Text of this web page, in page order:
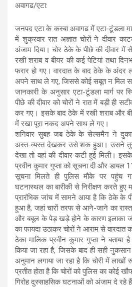
अवागढ/एटा:
जनपद एटा के कस्बा अवागढ में एटा-टूंडला
में शुक्रवार रात अज्ञात चोरों ने दीवार
अंजाम दिया। चोर ठेके के पीछे की दीवार
रखी शराब व बीयर की कई पेटियां तथा
फरार हो गए। वारदात के बाद ठेके के अंदर
अपने साथ ले गए, जिससे कोई सबूत न मिल
जानकारी के अनुसार एटा-टूंडला मार्ग
पीछे की दीवार को चोरों ने रात में बड़ी ही
कर गए। इसके बाद ठेके में रखी शराब और
में रखा पूरा नकद अपने साथ ले गए।
शनिवार सुबह जब ठेके के सेल्समैन ने
अस्त-व्यस्त देखकर उसे शक हुआ। उसने
देखा तो वहां की दीवार कटी हुई मिली।
प्रवीन कुमार गुप्ता को सूचना दी और डायल
सूचना मिलते ही पुलिस मौके पर पहुंच
घटनास्थल का बारीकी से निरीक्षण करते
प्रारंभिक जांच में सामने आया है कि ठेके के
हुआ है, जहां चारों तरफ से आने-जाने का
और बबूल के पेड़ खड़े होने के कारण इलाका
का फायदा उठाकर चोरों ने आराम से वारदात
ठेका मालिक प्रवीन कुमार गुप्ता ने बताया
किया जा रहा है, जिसके बाद ही सही
अनुमान लगाया जा रहा है कि चोरी में
प्रतीत होता है कि चोरों को पुलिस का कोई
गिरोह दुस्साहसिक घटनाओं को अंजाम दे